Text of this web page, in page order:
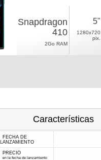
Snapdragon
410
2Go RAM
5"
1280x720
pix.
Características
FECHA DE
LANZAMIENTO
PRECIO
en la fecha de lanzamiento